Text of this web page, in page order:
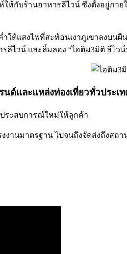
ให้กับร้านอาหารลีไวน์ ซึ่งตั้งอยู่ภ
ใต้แสงไฟที่สะท้อนเงาภูเขาลงบ
ไวน์ และลิ้มลอง “ไอติม3มิติ ลีไ
ด์และแหล่งท่องเที่ยวทั่วประเ
ระสบการณ์ใหม่ให้ลูกค้า
งานมาตรฐาน ไปจนถึงจัดส่งถึงสถ